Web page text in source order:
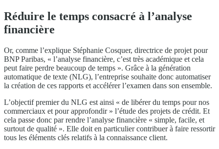
Réduire le temps consacré à l’analyse
financière
Or, comme l’explique Stéphanie Cosquer, directrice de projet pour
BNP Paribas, « l’analyse financière, c’est très académique et cela
peut faire perdre beaucoup de temps ». Grâce à la génération
automatique de texte (NLG), l’entreprise souhaite donc automatiser
la création de ces rapports et accélérer l’examen dans son ensemble.
L’objectif premier du NLG est ainsi « de libérer du temps pour nos
commerciaux et pour approfondir » l’étude des projets de crédit. Et
cela passe donc par rendre l’analyse financière « simple, facile, et
surtout de qualité ». Elle doit en particulier contribuer à faire ressortir
tous les éléments clés relatifs à la connaissance client.